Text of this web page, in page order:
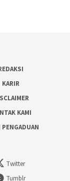
KARIR
KAMI
PENGADUAN
Twitter
Tumblr